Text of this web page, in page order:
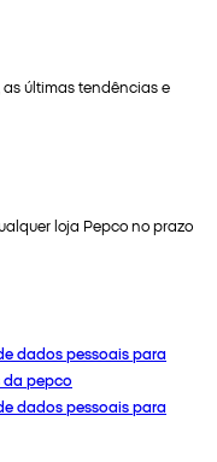
últimas tendências e
loja Pepco no prazo
dados pessoais para
da pepco
dados pessoais para